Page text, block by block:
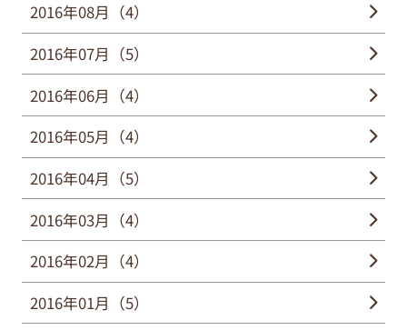
2016年08月（4）
2016年07月（5）
2016年06月（4）
2016年05月（4）
2016年04月（5）
2016年03月（4）
2016年02月（4）
2016年01月（5）